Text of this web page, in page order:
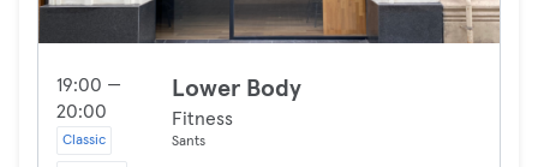
19:00 —
20:00
Classic
Lower Body
Fitness
Sants